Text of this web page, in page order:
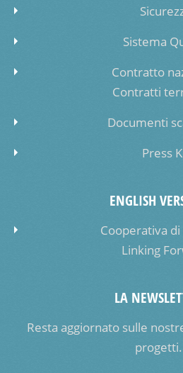
Sistema
Contratto
Contratti
Documenti
Press
ENGLISH
Cooperativa
Linking
LA
Resta aggiornato sulle
progetti.